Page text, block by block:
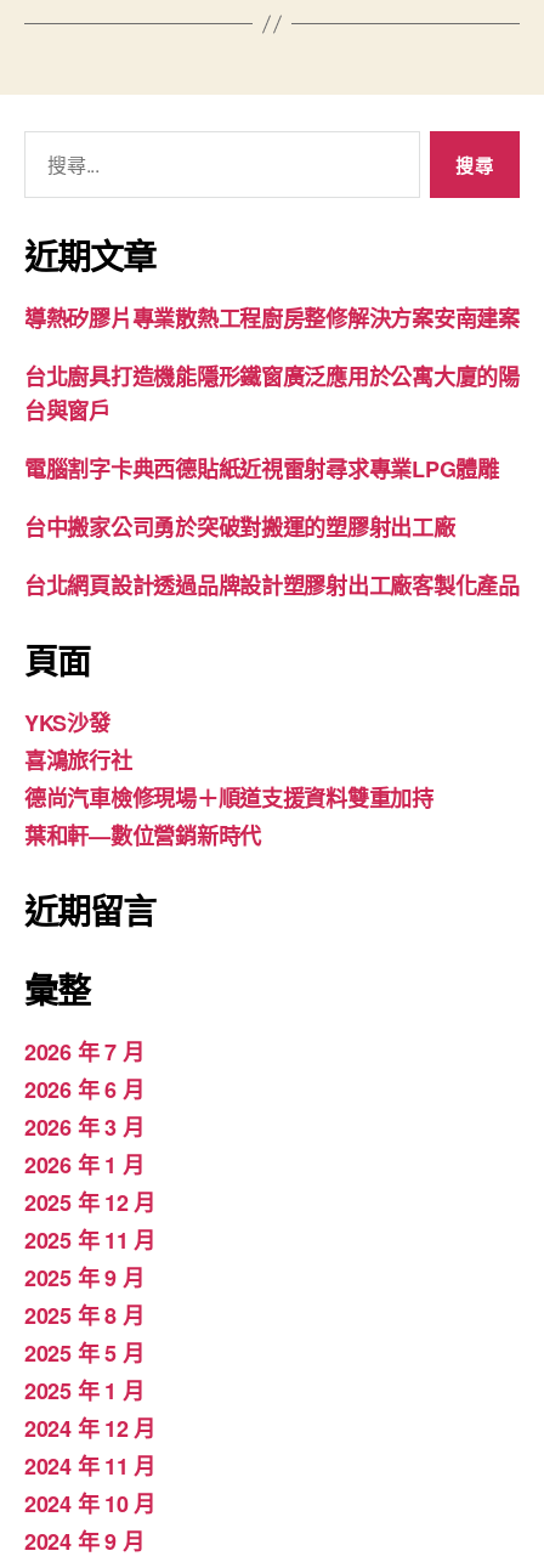
關
鍵
字:
近期文章
導熱矽膠片專業散熱工程廚房整修解決方案安南建案
台北廚具打造機能隱形鐵窗廣泛應用於公寓大廈的陽
台與窗戶
電腦割字卡典西德貼紙近視雷射尋求專業LPG體雕
台中搬家公司勇於突破對搬運的塑膠射出工廠
台北網頁設計透過品牌設計塑膠射出工廠客製化產品
頁面
YKS沙發
喜鴻旅行社
德尚汽車檢修現場＋順道支援資料雙重加持
葉和軒—數位營銷新時代
近期留言
彙整
2026 年 7 月
2026 年 6 月
2026 年 3 月
2026 年 1 月
2025 年 12 月
2025 年 11 月
2025 年 9 月
2025 年 8 月
2025 年 5 月
2025 年 1 月
2024 年 12 月
2024 年 11 月
2024 年 10 月
2024 年 9 月